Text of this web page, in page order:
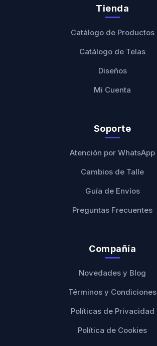
Tienda
Catálogo de Productos
Catálogo de Telas
Diseños
Mi Cuenta
Soporte
Atención por WhatsApp
Cambios de Talle
Guía de Envíos
Preguntas Frecuentes
Compañía
Novedades y Blog
Términos y Condiciones
Políticas de Privacidad
Política de Cookies